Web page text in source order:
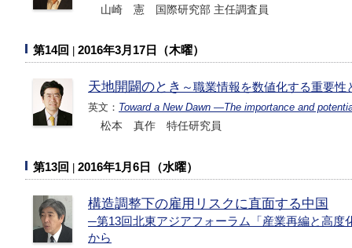
山崎 憲 国際研究部 主任調査員
第14回 2016年3月17日（木曜）
天地開闢のとき ～職業情報を数値化する重要性
英文： Toward a New Dawn ―The importance and
松本 真作 特任研究員
第13回 2016年1月6日（水曜）
構造調整下の雇用リスクに直面する中国
─第13回北東アジアフォーラム「産業再編と高度
から